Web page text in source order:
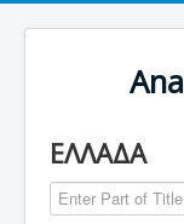
ΕΛΛΑΔΑ
Enter Part of Title